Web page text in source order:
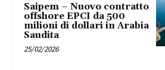
Saipem – Nuovo contratto
offshore EPCI da 500
milioni di dollari in Arabia
Saudita
25/02/2026